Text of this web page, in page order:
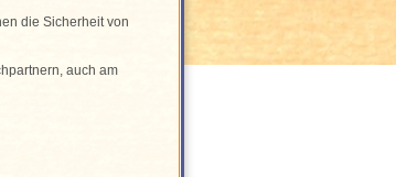
die Sicherheit von
auch am